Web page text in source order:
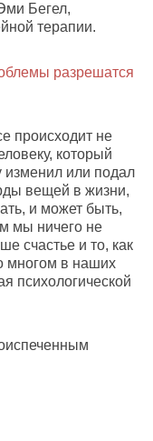
Бегел,
терапии.
разрешатся
происходит не
который
изменил или подал
вещей в жизни,
и может быть,
мы ничего не
счастье и то, как
многом в наших
психологической